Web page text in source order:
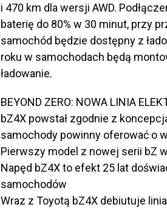
i 470 km dla wersji AWD.
baterię do 80% w 30 minut, przy
samochód będzie dostępny z
roku w samochodach będą
ładowanie.
BEYOND ZERO: NOWA LINIA
bZ4X powstał zgodnie z
samochody powinny oferować o
Pierwszy model z nowej serii bZ
Napęd bZ4X to efekt 25 lat
samochodów
Wraz z Toyotą bZ4X debiutuje